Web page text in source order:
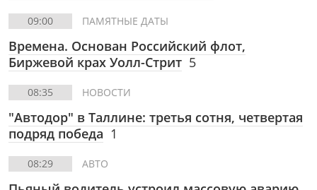
09:00 ПАМЯТНЫЕ ДАТЫ
Времена. Основан Российский флот,
Биржевой крах Уолл-Стрит 5
08:35 НОВОСТИ
"Автодор" в Таллине: третья сотня, четвертая
подряд победа 1
08:29 АВТО